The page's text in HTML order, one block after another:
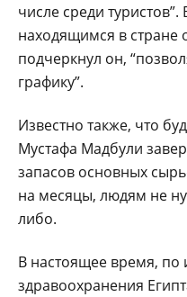
числе среди
находящимся в стране
подчеркнул он,
графику”.
Известно также, что
Мустафа Мадбули
запасов основных
на месяцы, людям не
либо.
В настоящее время,
здравоохранения